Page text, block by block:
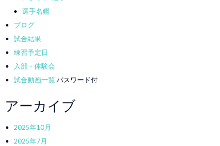
選手名鑑
ブログ
試合結果
練習予定日
入部・体験会
試合動画一覧パスワード付
アーカイブ
2025年10月
2025年7月